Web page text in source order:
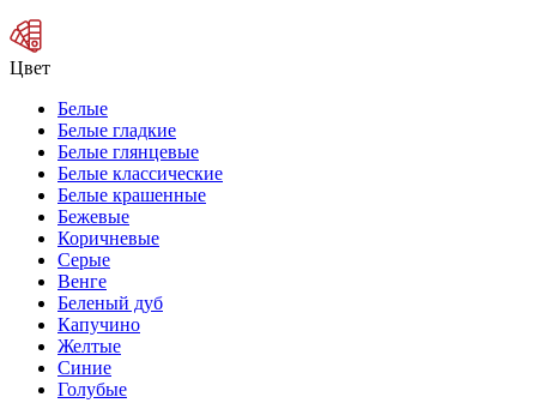
Цвет
Белые
Белые гладкие
Белые глянцевые
Белые классические
Белые крашенные
Бежевые
Коричневые
Серые
Венге
Беленый дуб
Капучино
Желтые
Синие
Голубые